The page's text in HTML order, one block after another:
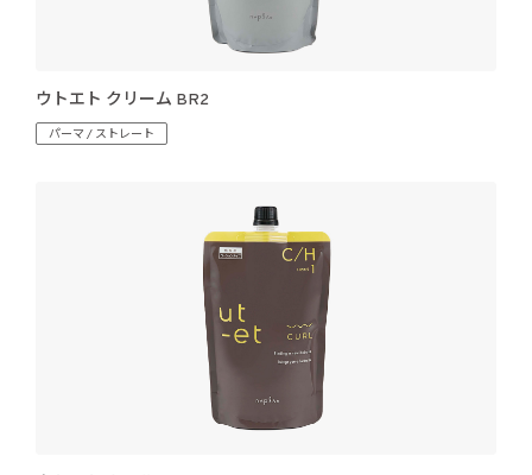
ウトエト クリーム BR2
パーマ / ストレート